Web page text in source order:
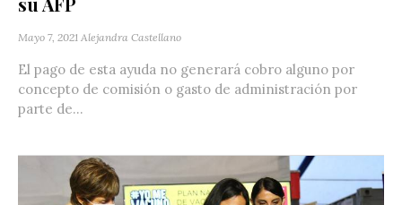
Mayo 7, 2021 Alejandra Castellano
El pago de esta ayuda no generará cobro alguno por
concepto de comisión o gasto de administración por
parte de...